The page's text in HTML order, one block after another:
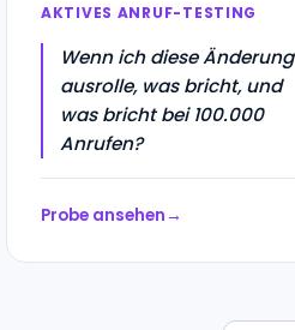
AKTIVES ANRUF-TESTING
Wenn ich diese Änderung
ausrolle, was bricht, und
was bricht bei 100.000
Anrufen?
Probe ansehen